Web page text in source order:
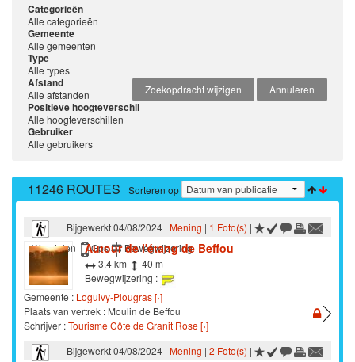
Categorieën
Alle categorieën
Gemeente
Alle gemeenten
Type
Alle types
Zoekopdracht wijzigen
Annuleren
Afstand
Alle afstanden
Positieve hoogteverschil
Alle hoogteverschillen
Gebruiker
Alle gebruikers
Sorteren op
11246 ROUTES
Bijgewerkt 04/08/2024 | Mening | 1 Foto(s) |
Wandelen
Gps Bewegwijzering
Autour de l'étang de Beffou
3.4 km
40 m
Bewegwijzering :
Gemeente : Loguivy-Plougras [›]
Plaats van vertrek : Moulin de Beffou
Schrijver :Tourisme Côte de Granit Rose [›]
Bijgewerkt 04/08/2024 | Mening | 2 Foto(s) |